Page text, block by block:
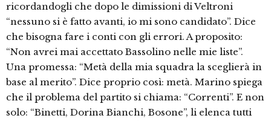
ricordandogli che dopo le dimissioni di Veltroni
“nessuno si è fatto avanti, io mi sono candidato”. Dice
che bisogna fare i conti con gli errori. A proposito:
“Non avrei mai accettato Bassolino nelle mie liste”.
Una promessa: “Metà della mia squadra la sceglierà in
base al merito”. Dice proprio così: metà. Marino spiega
che il problema del partito si chiama: “Correnti”. E non
solo: “Binetti, Dorina Bianchi, Bosone”, li elenca tutti